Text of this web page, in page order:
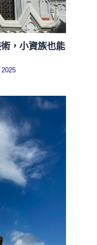
，小資族也能